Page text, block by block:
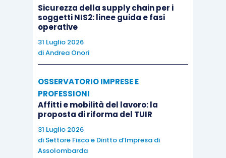
commerciali almeno pari a 150.000 euro e fino a
un massimo di 15 milioni di euro .
Relativamente all’agevolazione 2021 dovrà essere
chiarito se ilparametro di riferimentoper questo
requisito resta il 2019 oppure se dovrà essere
considerato il periodo d’imposta 2020.
Quanto alla misura degli investimenti, il beneficio
compete in relazione adinvestimenti di importo
complessivo non inferiore a 10.000 euro
Sicurezza della supply chain per i
soggetti NIS2: linee guida e fasi
operative
31 Luglio 2026
diAndrea Onori
OSSERVATORIO IMPRESE E
PROFESSIONI
Affitti e mobilità del lavoro: la
proposta di riforma del TUIR
31 Luglio 2026
di Settore Fisco e Diritto d’Impresa di
Assolombarda